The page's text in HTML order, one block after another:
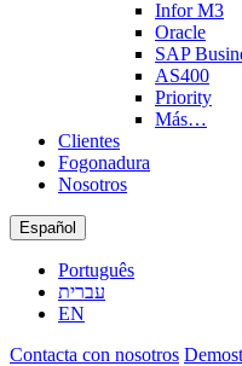
Infor M3
Oracle
SAP
AS400
Priority
Más…
Clientes
Fogonadura
Nosotros
Español
Português
עברית
EN
Contacta con nosotros